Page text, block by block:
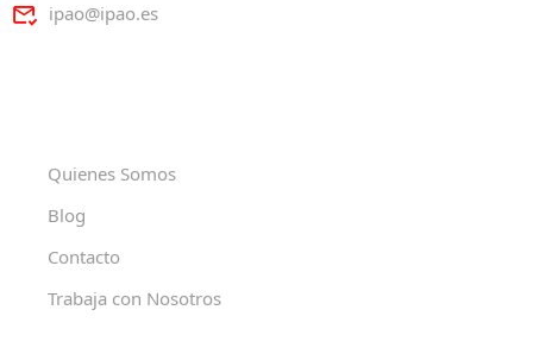
ipao@ipao.es
Quienes Somos
Blog
Contacto
Trabaja con Nosotros